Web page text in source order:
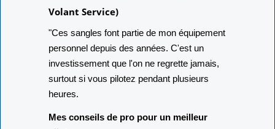
💡 L'avis de l'Expert (Dominique - Cerf-
Volant Service)
"Ces sangles font partie de mon équipement
personnel depuis des années. C'est un
investissement que l'on ne regrette jamais,
surtout si vous pilotez pendant plusieurs
heures.